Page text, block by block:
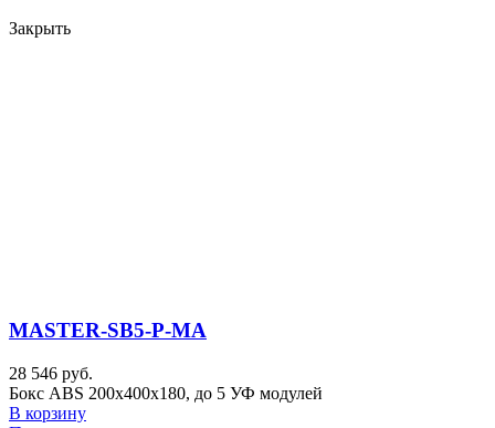
Закрыть
MASTER-SB5-P-MA
28 546 руб.
Бокс ABS 200х400х180, до 5 УФ модулей
В корзину